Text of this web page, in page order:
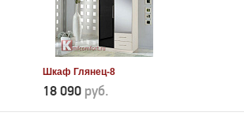
Шкаф Глянец-8
18 090 руб.